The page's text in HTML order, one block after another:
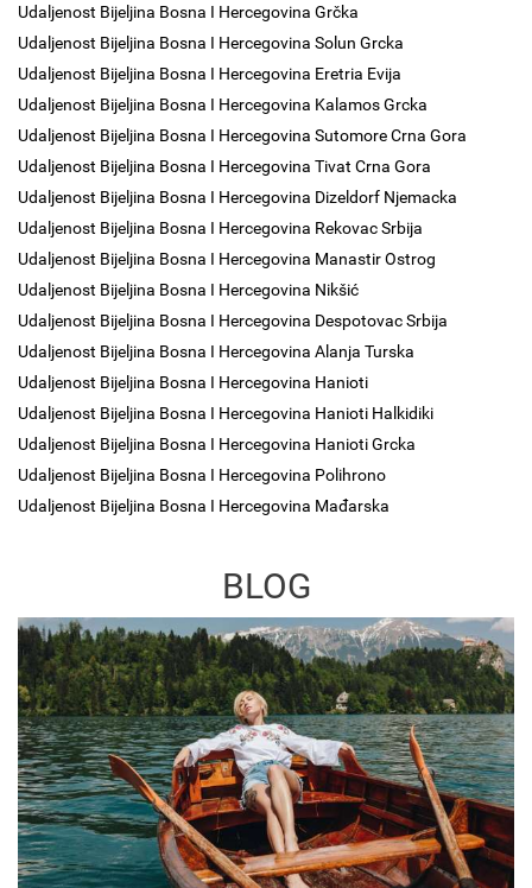
Udaljenost Bijeljina Bosna I Hercegovina Grčka
Udaljenost Bijeljina Bosna I Hercegovina Solun Grcka
Udaljenost Bijeljina Bosna I Hercegovina Eretria Evija
Udaljenost Bijeljina Bosna I Hercegovina Kalamos Grcka
Udaljenost Bijeljina Bosna I Hercegovina Sutomore Crna Gora
Udaljenost Bijeljina Bosna I Hercegovina Tivat Crna Gora
Udaljenost Bijeljina Bosna I Hercegovina Dizeldorf Njemacka
Udaljenost Bijeljina Bosna I Hercegovina Rekovac Srbija
Udaljenost Bijeljina Bosna I Hercegovina Manastir Ostrog
Udaljenost Bijeljina Bosna I Hercegovina Nikšić
Udaljenost Bijeljina Bosna I Hercegovina Despotovac Srbija
Udaljenost Bijeljina Bosna I Hercegovina Alanja Turska
Udaljenost Bijeljina Bosna I Hercegovina Hanioti
Udaljenost Bijeljina Bosna I Hercegovina Hanioti Halkidiki
Udaljenost Bijeljina Bosna I Hercegovina Hanioti Grcka
Udaljenost Bijeljina Bosna I Hercegovina Polihrono
Udaljenost Bijeljina Bosna I Hercegovina Mađarska
BLOG